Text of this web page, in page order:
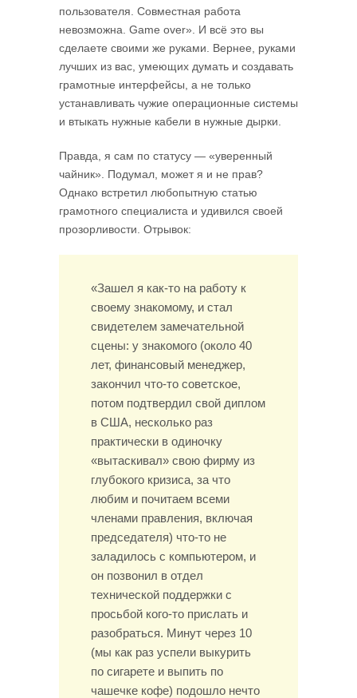
пользователя. Совместная работа
невозможна. Game over». И всё это вы
сделаете своими же руками. Вернее, руками
лучших из вас, умеющих думать и создавать
грамот­ные интерфейсы, а не только
устанавливать чужие операционные системы
и втыкать нужные кабели в нужные дырки.
Правда, я сам по статусу — «уверенный
чайник». Подумал, может я и не прав?
Однако встретил любопытную статью
грамотного специалиста и удивился своей
прозорливости. Отрывок:
«Зашел я как-то на работу к
своему знакомому, и стал
свидетелем замечательной
сцены: у знакомого (около 40
лет, финансовый менеджер,
закончил что-то советское,
потом подтвердил свой диплом
в США, несколько раз
практически в одиночку
«вытаскивал» свою фирму из
глубокого кризиса, за что
любим и почитаем всеми
членами правления, включая
председателя) что-то не
заладилось с компьютером, и
он позвонил в отдел
технической поддержки с
просьбой кого-то прислать и
разобраться. Минут через 10
(мы как раз успели выкурить
по сигарете и выпить по
чашечке кофе) подошло нечто